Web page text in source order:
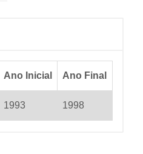
Ano Inicial Ano Final
1993 1998